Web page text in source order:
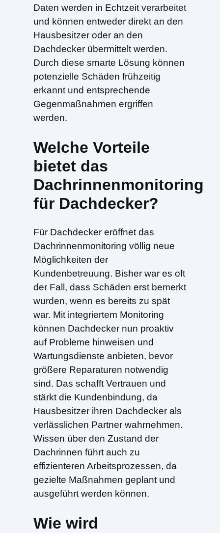
Daten werden in Echtzeit verarbeitet
und können entweder direkt an den
Hausbesitzer oder an den
Dachdecker übermittelt werden.
Durch diese smarte Lösung können
potenzielle Schäden frühzeitig
erkannt und entsprechende
Gegenmaßnahmen ergriffen
werden.
Welche Vorteile
bietet das
Dachrinnenmonitoring
für Dachdecker?
Für Dachdecker eröffnet das
Dachrinnenmonitoring völlig neue
Möglichkeiten der
Kundenbetreuung. Bisher war es oft
der Fall, dass Schäden erst bemerkt
wurden, wenn es bereits zu spät
war. Mit integriertem Monitoring
können Dachdecker nun proaktiv
auf Probleme hinweisen und
Wartungsdienste anbieten, bevor
größere Reparaturen notwendig
sind. Das schafft Vertrauen und
stärkt die Kundenbindung, da
Hausbesitzer ihren Dachdecker als
verlässlichen Partner wahrnehmen.
Wissen über den Zustand der
Dachrinnen führt auch zu
effizienteren Arbeitsprozessen, da
gezielte Maßnahmen geplant und
ausgeführt werden können.
Wie wird